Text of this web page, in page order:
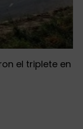
el triplete en